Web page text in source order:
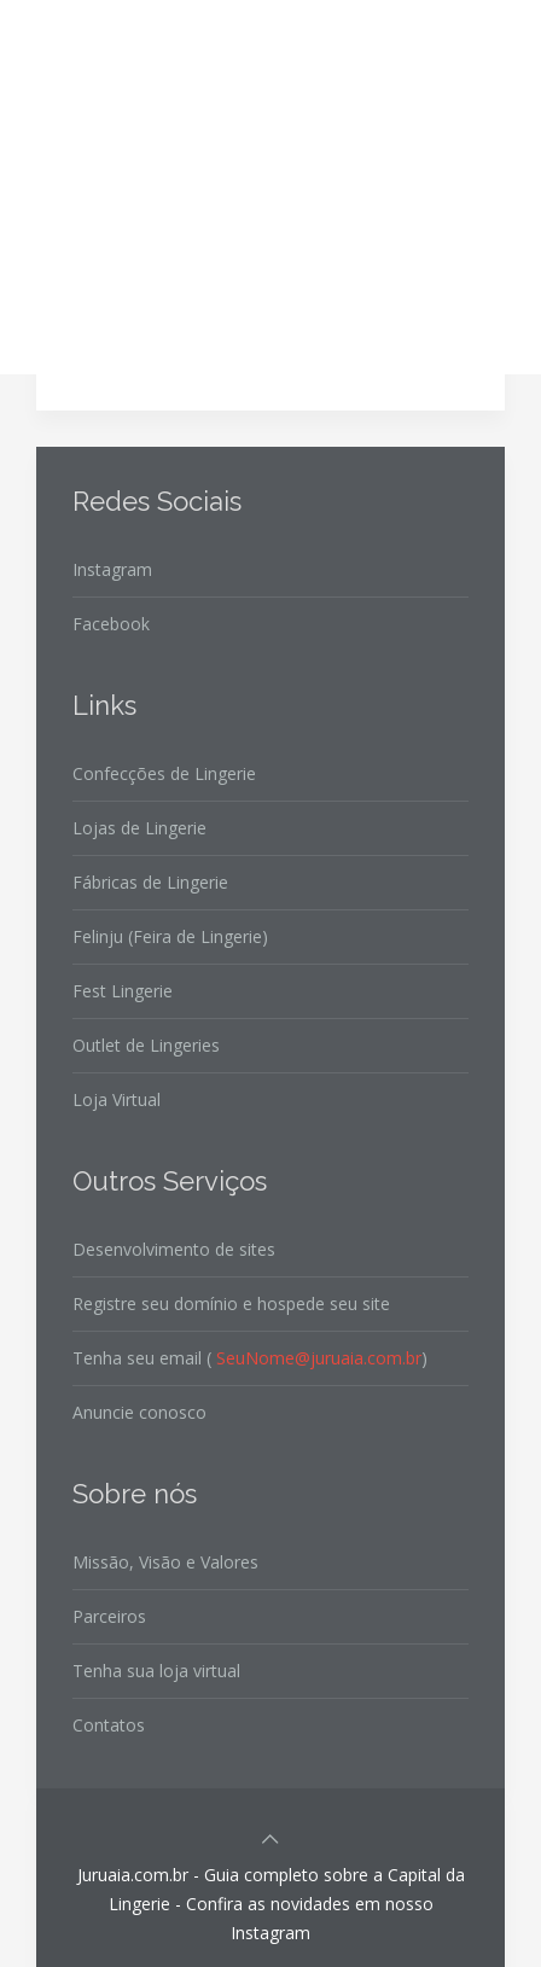
Redes Sociais
Instagram
Facebook
Links
Confecções de Lingerie
Lojas de Lingerie
Fábricas de Lingerie
Felinju (Feira de Lingerie)
Fest Lingerie
Outlet de Lingeries
Loja Virtual
Outros Serviços
Desenvolvimento de sites
Registre seu domínio e hospede seu site
Tenha seu email ( SeuNome@juruaia.com.br)
Anuncie conosco
Sobre nós
Missão, Visão e Valores
Parceiros
Tenha sua loja virtual
Contatos
Juruaia.com.br - Guia completo sobre a Capital da
Lingerie - Confira as novidades em nosso
Instagram